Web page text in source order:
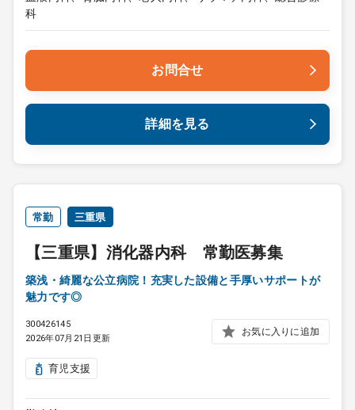
科
お問合せ
詳細を見る
常勤 三重県
【三重県】消化器内科 常勤医募集
築浅・綺麗な公立病院！充実した設備と手厚いサポートが
魅力です◎
300426145
2026年07月21日更新
お気に入りに追加
育児支援